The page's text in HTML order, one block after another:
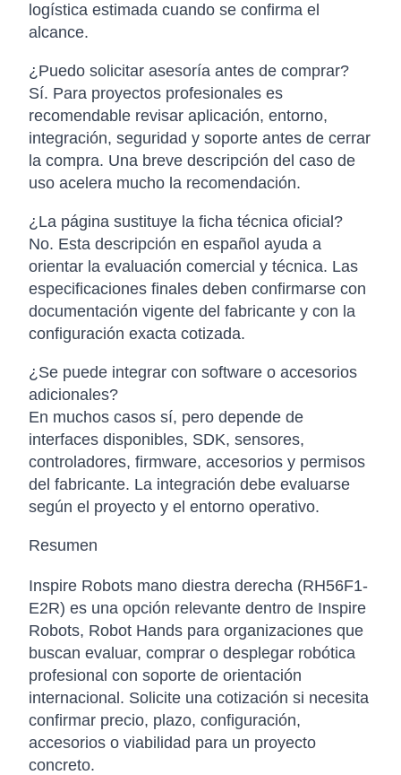
logística estimada cuando se confirma el
alcance.
¿Puedo solicitar asesoría antes de comprar?
Sí. Para proyectos profesionales es
recomendable revisar aplicación, entorno,
integración, seguridad y soporte antes de cerrar
la compra. Una breve descripción del caso de
uso acelera mucho la recomendación.
¿La página sustituye la ficha técnica oficial?
No. Esta descripción en español ayuda a
orientar la evaluación comercial y técnica. Las
especificaciones finales deben confirmarse con
documentación vigente del fabricante y con la
configuración exacta cotizada.
¿Se puede integrar con software o accesorios
adicionales?
En muchos casos sí, pero depende de
interfaces disponibles, SDK, sensores,
controladores, firmware, accesorios y permisos
del fabricante. La integración debe evaluarse
según el proyecto y el entorno operativo.
Resumen
Inspire Robots mano diestra derecha (RH56F1-
E2R) es una opción relevante dentro de Inspire
Robots, Robot Hands para organizaciones que
buscan evaluar, comprar o desplegar robótica
profesional con soporte de orientación
internacional. Solicite una cotización si necesita
confirmar precio, plazo, configuración,
accesorios o viabilidad para un proyecto
concreto.